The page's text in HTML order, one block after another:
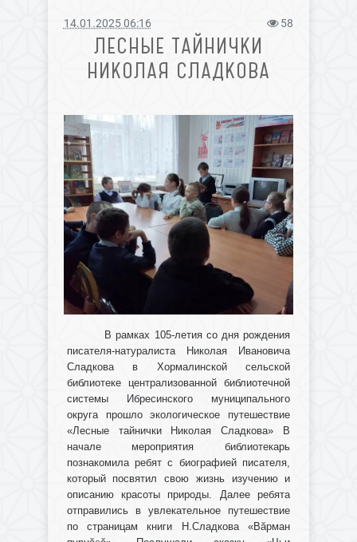
14.01.2025 06:16 58
ЛЕСНЫЕ ТАЙНИЧКИ
НИКОЛАЯ СЛАДКОВА
В рамках 105-летия со дня рождения
писателя-натуралиста Николая Ивановича
Сладкова в Хормалинской сельской
библиотеке централизованной библиотечной
системы Ибресинского муниципального
округа прошло экологическое путешествие
«Лесные тайнички Николая Сладкова» В
начале мероприятия библиотекарь
познакомила ребят с биографией писателя,
который посвятил свою жизнь изучению и
описанию красоты природы. Далее ребята
отправились в увлекательное путешествие
по страницам книги Н.Сладкова «Вӑрман